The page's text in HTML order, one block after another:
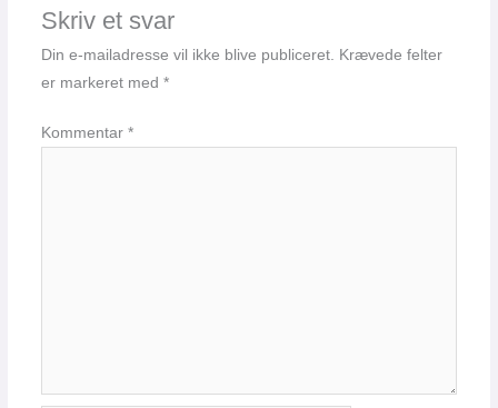
Skriv et svar
Din e-mailadresse vil ikke blive publiceret. Krævede felter
er markeret med *
Kommentar *